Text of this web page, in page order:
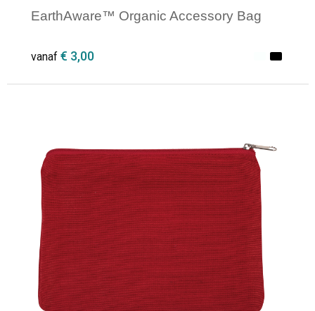
EarthAware™ Organic Accessory Bag
vanaf € 3,00